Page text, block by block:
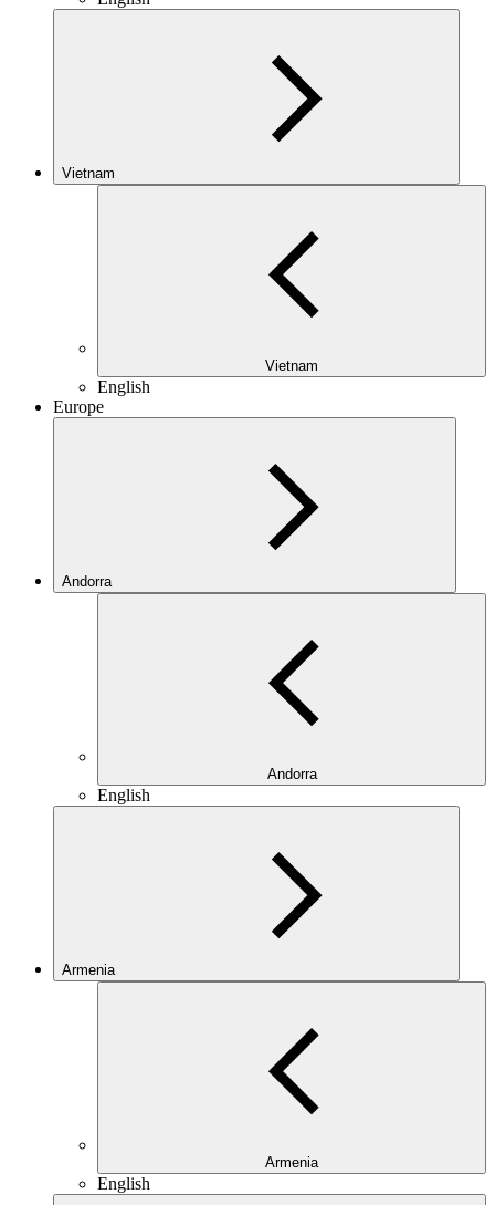
Vietnam
Vietnam
English
Europe
Andorra
Andorra
English
Armenia
Armenia
English